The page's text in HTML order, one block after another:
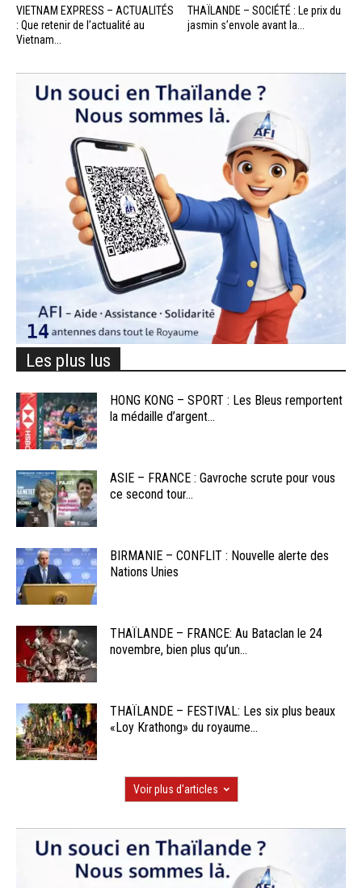
VIETNAM EXPRESS – ACTUALITÉS
: Que retenir de l’actualité au
Vietnam...
THAÏLANDE – SOCIÉTÉ : Le prix du
jasmin s’envole avant la...
Les plus lus
HONG KONG – SPORT : Les Bleus remportent
la médaille d’argent...
ASIE – FRANCE : Gavroche scrute pour vous
ce second tour...
BIRMANIE – CONFLIT : Nouvelle alerte des
Nations Unies
THAÏLANDE – FRANCE: Au Bataclan le 24
novembre, bien plus qu’un...
THAÏLANDE – FESTIVAL: Les six plus beaux
«Loy Krathong» du royaume...
Voir plus d'articles